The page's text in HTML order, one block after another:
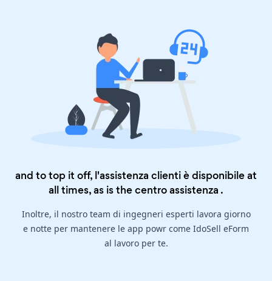
and to top it off, l'assistenza clienti è disponibile at
all times, as is thecentro assistenza .
Inoltre, il nostro team di ingegneri esperti lavora giorno
e notte per mantenere le app powr come IdoSell eForm
al lavoro per te.